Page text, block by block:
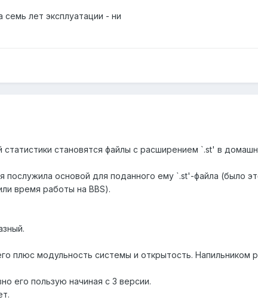
семь лет эксплуатации - ни
становятся файлы с расширением `.st' в
послужила основой для поданного ему `.st'-файла (было
время работы на BBS).
плюс модульность системы и открытость. Напильником
его пользую начиная с 3 версии.